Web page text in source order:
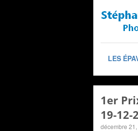
LES
1er
19-12-
décembre